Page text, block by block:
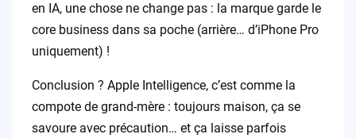
en IA, une chose ne change pas : la marque garde le
core business dans sa poche (arrière… d’iPhone Pro
uniquement) !
Conclusion ? Apple Intelligence, c’est comme la
compote de grand-mère : toujours maison, ça se
savoure avec précaution… et ça laisse parfois